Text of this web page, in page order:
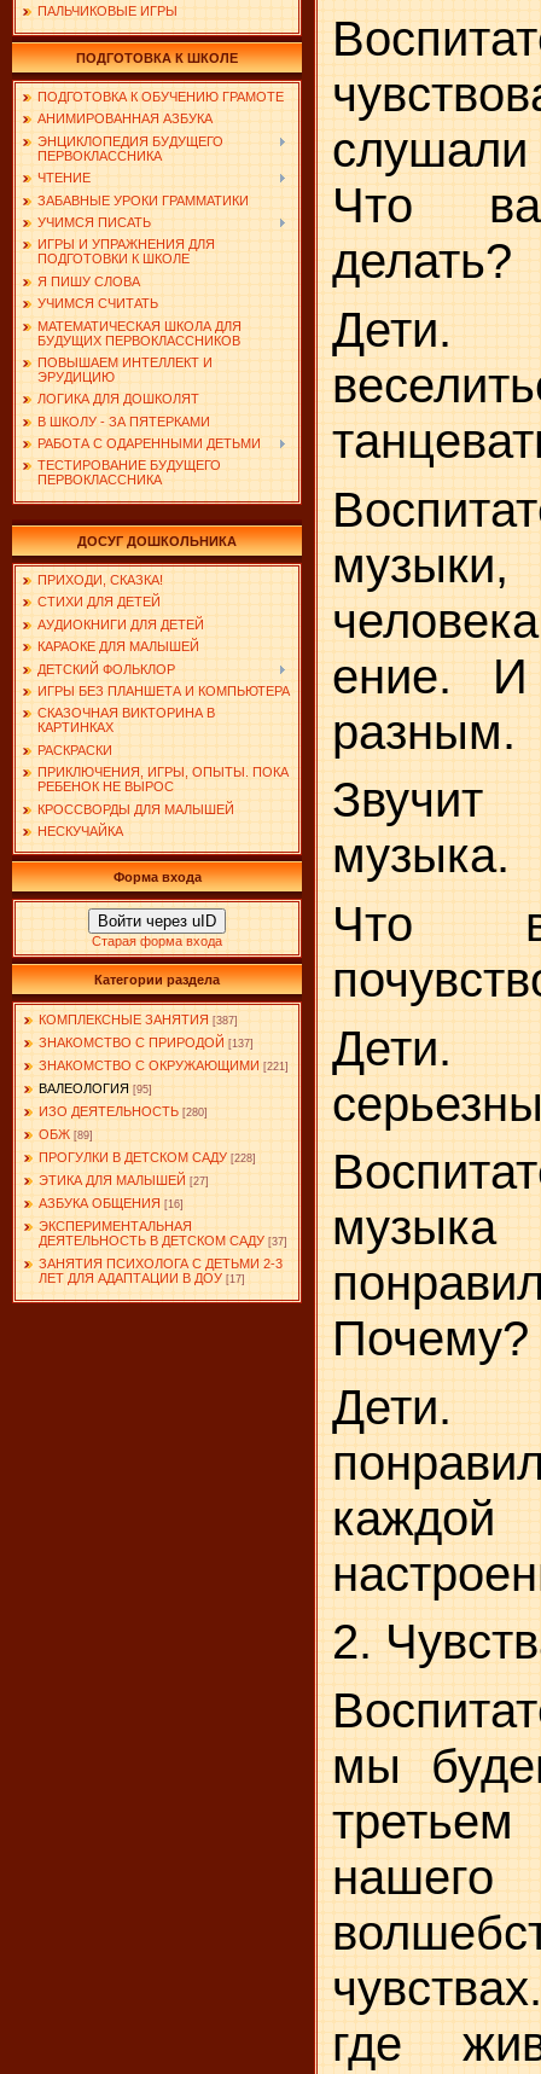
ПАЛЬЧИКОВЫЕ ИГРЫ
ПОДГОТОВКА К ШКОЛЕ
ПОДГОТОВКА К ОБУЧЕНИЮ ГРАМОТЕ
АНИМИРОВАННАЯ АЗБУКА
ЭНЦИКЛОПЕДИЯ БУДУЩЕГО
ПЕРВОКЛАССНИКА
ЧТЕНИЕ
ЗАБАВНЫЕ УРОКИ ГРАММАТИКИ
УЧИМСЯ ПИСАТЬ
ИГРЫ И УПРАЖНЕНИЯ ДЛЯ
ПОДГОТОВКИ К ШКОЛЕ
Я ПИШУ СЛОВА
УЧИМСЯ СЧИТАТЬ
МАТЕМАТИЧЕСКАЯ ШКОЛА ДЛЯ
БУДУЩИХ ПЕРВОКЛАССНИКОВ
ПОВЫШАЕМ ИНТЕЛЛЕКТ И
ЭРУДИЦИЮ
ЛОГИКА ДЛЯ ДОШКОЛЯТ
В ШКОЛУ - ЗА ПЯТЕРКАМИ
РАБОТА С ОДАРЕННЫМИ ДЕТЬМИ
ТЕСТИРОВАНИЕ БУДУЩЕГО
ПЕРВОКЛАССНИКА
ДОСУГ ДОШКОЛЬНИКА
ПРИХОДИ, СКАЗКА!
СТИХИ ДЛЯ ДЕТЕЙ
АУДИОКНИГИ ДЛЯ ДЕТЕЙ
КАРАОКЕ ДЛЯ МАЛЫШЕЙ
ДЕТСКИЙ ФОЛЬКЛОР
ИГРЫ БЕЗ ПЛАНШЕТА И КОМПЬЮТЕРА
СКАЗОЧНАЯ ВИКТОРИНА В
КАРТИНКАХ
РАСКРАСКИ
ПРИКЛЮЧЕНИЯ, ИГРЫ, ОПЫТЫ. ПОКА
РЕБЕНОК НЕ ВЫРОС
КРОССВОРДЫ ДЛЯ МАЛЫШЕЙ
НЕСКУЧАЙКА
Форма входа
Войти через uID
Старая форма входа
Категории раздела
КОМПЛЕКСНЫЕ ЗАНЯТИЯ [387]
ЗНАКОМСТВО С ПРИРОДОЙ [137]
ЗНАКОМСТВО С ОКРУЖАЮЩИМИ [221]
ВАЛЕОЛОГИЯ [95]
ИЗО ДЕЯТЕЛЬНОСТЬ [280]
ОБЖ [89]
ПРОГУЛКИ В ДЕТСКОМ САДУ [228]
ЭТИКА ДЛЯ МАЛЫШЕЙ [27]
АЗБУКА ОБЩЕНИЯ [16]
ЭКСПЕРИМЕНТАЛЬНАЯ
ДЕЯТЕЛЬНОСТЬ В ДЕТСКОМ САДУ [37]
ЗАНЯТИЯ ПСИХОЛОГА С ДЕТЬМИ 2-3
ЛЕТ ДЛЯ АДАПТАЦИИ В ДОУ [17]
Что
делать?
Дети.
ение.
разным.
Звучит
музыка.
Что
Дети.
Почему?
каждой
2.
мы
где